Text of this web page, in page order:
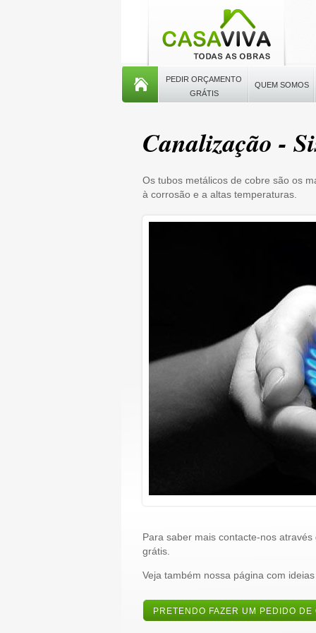
PEDIR ORÇAMENTO
GRÁTIS
QUEM SOMOS
Canalização -
Os tubos metálicos de cobre são os
à corrosão e a altas temperaturas.
Para saber mais contacte-nos
grátis.
Veja também nossa página com
PRETENDO FAZER UM PEDIDO